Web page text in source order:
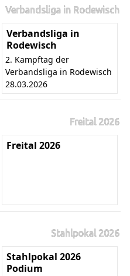
Verbandsliga in Rodewisch
Verbandsliga in
Rodewisch
2. Kampftag der
Verbandsliga in Rodewisch
28.03.2026
Freital 2026
Freital 2026
Stahlpokal 2026
Stahlpokal 2026
Podium